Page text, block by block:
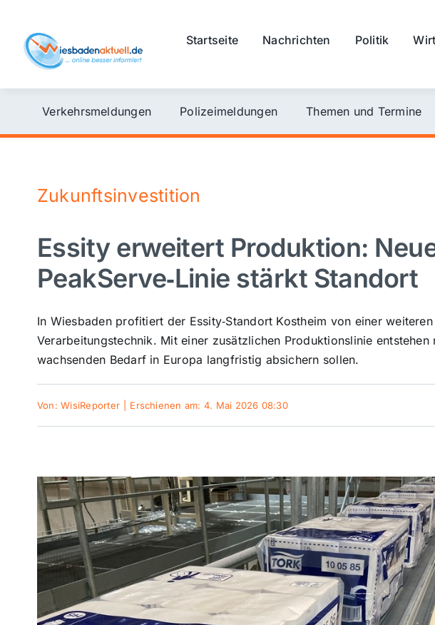
content
Startseite Nachrichten Politik
Verkehrsmeldungen Polizeimeldungen Themen und Termine
Zukunftsinvestition
Essity erweitert Produktion:
PeakServe‑Linie stärkt Standort
In Wiesbaden profitiert der Essity‑Standort Kostheim von einer
Verarbeitungstechnik. Mit einer zusätzlichen Produktionslinie entstehen
wachsenden Bedarf in Europa langfristig absichern sollen.
Von:WisiReporter Erschienen am: 4. Mai 2026 08:30